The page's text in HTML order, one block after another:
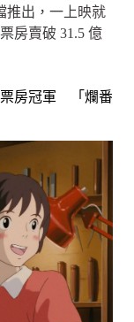
推出，一上映就
房賣破 31.5 億
票房冠軍 「爛番